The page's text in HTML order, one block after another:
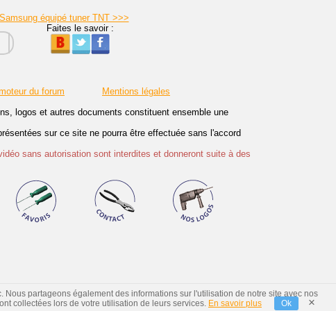
équipé tuner TNT >>>
Faites le savoir :
du forum
Mentions légales
logos et autres documents constituent ensemble une
sur ce site ne pourra être effectuée sans l'accord
sans autorisation sont interdites et donneront suite à des
partageons également des informations sur l'utilisation de notre site avec nos
collectées lors de votre utilisation de leurs services.
En savoir plus Ok ×